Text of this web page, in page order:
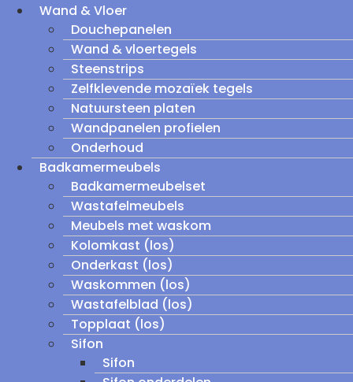
Wand & Vloer
Douchepanelen
Wand & vloertegels
Steenstrips
Zelfklevende mozaïek tegels
Natuursteen platen
Wandpanelen profielen
Onderhoud
Badkamermeubels
Badkamermeubelset
Wastafelmeubels
Meubels met waskom
Kolomkast (los)
Onderkast (los)
Waskommen (los)
Wastafelblad (los)
Topplaat (los)
Sifon
Sifon